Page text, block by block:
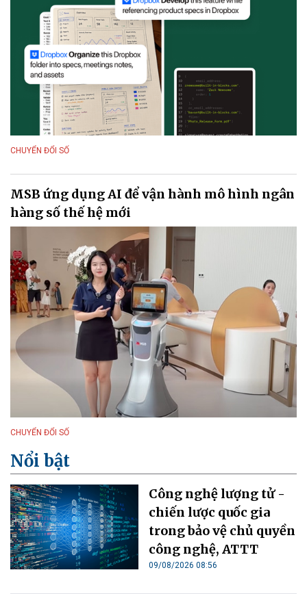
CHUYỂN ĐỔI SỐ
MSB ứng dụng AI để vận hành mô hình ngân
hàng số thế hệ mới
CHUYỂN ĐỔI SỐ
Nổi bật
Công nghệ lượng tử -
chiến lược quốc gia
trong bảo vệ chủ quyền
công nghệ, ATTT
09/08/2026 08:56